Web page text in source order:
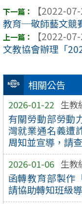
相關公告
2026-01-22 生教
有關勞動部勞動
灣就業通名義遭
周知並宣導，請
2026-01-06 生教
函轉教育部製作
請協助轉知班級
【2022-07-
教育─敬師藝文競
【2022-07-
文教協會辦理「